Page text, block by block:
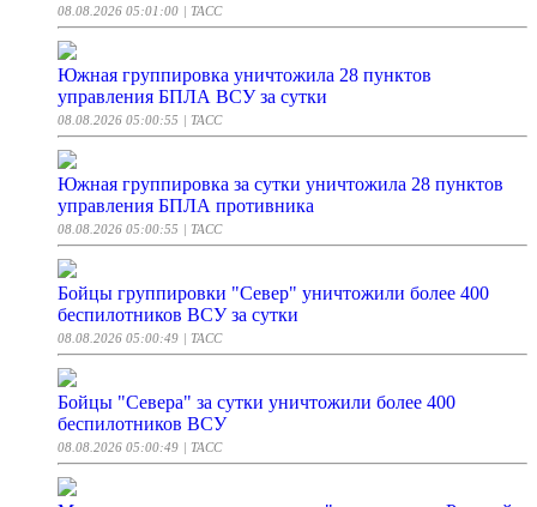
08.08.2026 05:01:00 | ТАСС
Южная группировка уничтожила 28 пунктов
управления БПЛА ВСУ за сутки
08.08.2026 05:00:55 | ТАСС
Южная группировка за сутки уничтожила 28 пунктов
управления БПЛА противника
08.08.2026 05:00:55 | ТАСС
Бойцы группировки "Север" уничтожили более 400
беспилотников ВСУ за сутки
08.08.2026 05:00:49 | ТАСС
Бойцы "Севера" за сутки уничтожили более 400
беспилотников ВСУ
08.08.2026 05:00:49 | ТАСС